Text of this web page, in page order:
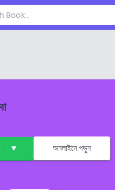
অনলাইনে পড়ুন